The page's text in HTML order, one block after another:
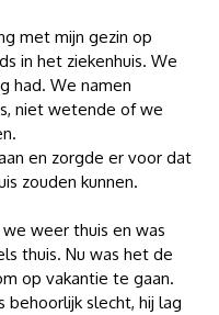
met mijn gezin op
in het ziekenhuis. We
had. We namen
niet wetende of we
en zorgde er voor dat
zouden kunnen.
weer thuis en was
thuis. Nu was het de
op vakantie te gaan.
slecht, hij lag